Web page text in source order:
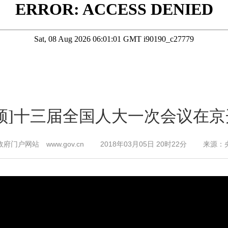
]十三届全国人大一次会议在
府门户网站 www.gov.cn 2018年03月05日 20时22分 来源：